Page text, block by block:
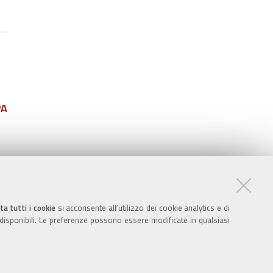
tutti i cookiesi acconsente all’utilizzo dei cookie analytics e di
Le preferenze possono essere modificate in qualsiasi